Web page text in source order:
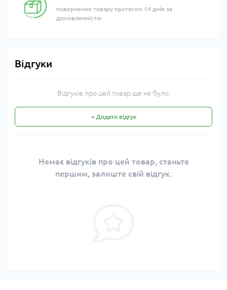
повернення товару протягом 14 днів за
домовленністю
Відгуки
Відгуків про цей товар ще не було.
+ Додати відгук
Немає відгуків про цей товар, станьте
першим, залиште свій відгук.